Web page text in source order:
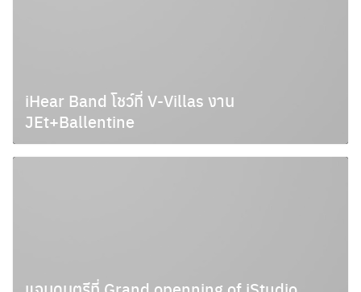
iHear Band โชว์ที่ V-Villas งาน
JEt+Ballentine